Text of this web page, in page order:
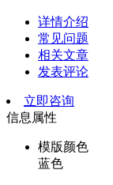
详情介绍
常见问题
相关文章
发表评论
立即咨询
信息属性
模版颜色
蓝色